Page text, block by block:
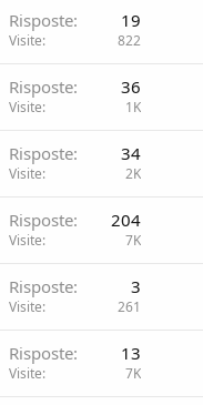
Risposte 19
Visite 822
Risposte 36
Visite 1K
Risposte 34
Visite 2K
Risposte 204
Visite 7K
Risposte 3
Visite 261
Risposte 13
Visite 7K